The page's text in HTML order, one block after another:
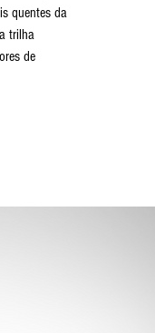
quentes da
trilha
de